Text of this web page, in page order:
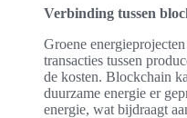
Verbinding tussen
Groene
transacties tussen
de kosten. Blockchain
duurzame energie er
energie, wat bijdraagt